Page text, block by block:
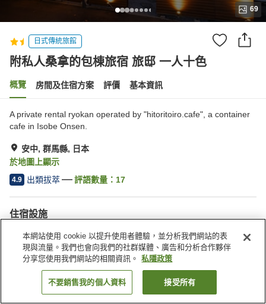
69
日式傳統旅館
附私人桑拿的包棟旅宿 旅邸 一人十色
概覽 房間及住宿方案 評價 基本資訊
A private rental ryokan operated by "hitoritoiro.cafe", a container
cafe in Isobe Onsen.
安中, 群馬縣, 日本
於地圖上顯示
4.9 出類拔萃 評語數量： 17
住宿設施
停車場
多功能室
BBQ 設備
乒乓球
找客房
本網站使用 cookie 以提升使用者體驗，並分析我們網站的表
現與流量。我們也會向我們的社群媒體、廣告和分析合作夥伴
分享您使用我們網站的相關資訊。
私隱政策
不要銷售我的個人資料 接受所有